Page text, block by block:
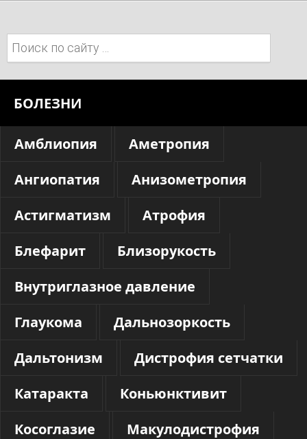
Поиск:
БОЛЕЗНИ
Амблиопия
Аметропия
Ангиопатия
Анизометропия
Астигматизм
Атрофия
Блефарит
Близорукость
Внутриглазное давление
Глаукома
Дальнозоркость
Дальтонизм
Дистрофия сетчатки
Катаракта
Коньюнктивит
Косоглазие
Макулодистрофия